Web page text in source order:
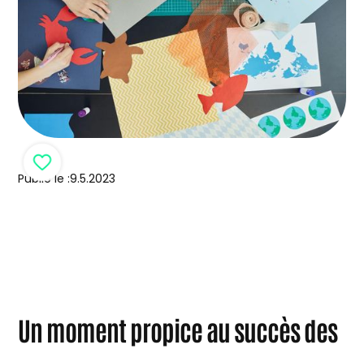
Publié le :9.5.2023
Un moment propice au succès des